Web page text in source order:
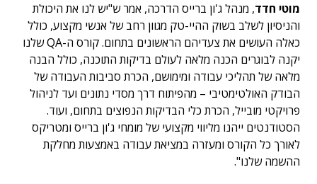
מוטי חדד, מנהל ג'ון ברייס הדרכה, אמר ש"יש לנו את היכולת
והניסיון לשלב בשוק ההיי-טק מגוון רחב של אנשי מקצוע, כולל
כאלה העושים את צעדיהם הראשונים בתחום. קורס ה-QA שלנו
יקנה לבוגרים הכנה מלאה לעולם בדיקות התוכנה, כולל הבנה
מלאה של תהליכי עבודה ומימושם, הכרת סביבות העבודה של
הבודק האולטימטיבי – מהפיתוח דרך מסדי נתונים ועד לניהול
פרויקטי מובייל, הכרת כלי הבדיקות הנפוצים בתחום, ועוד.
הסטודנטים ייהנו מליווי מקצועי של מומחי ג'ון ברייס ומטריקס
לאורך כל הקורס ומעזרה במציאת עבודה באמצעות מחלקת
ההשמה שלנו".